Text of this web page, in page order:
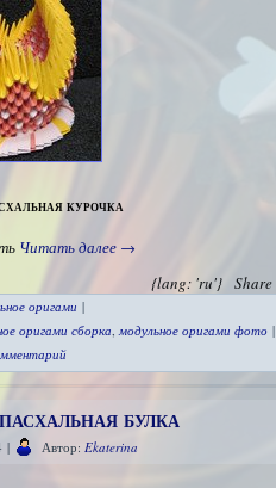
курочка
Читать далее →
Share
{lang: 'ru'}
оригами |
оригами сборка,модульное оригами фото |
булка
| Автор: Ekaterina